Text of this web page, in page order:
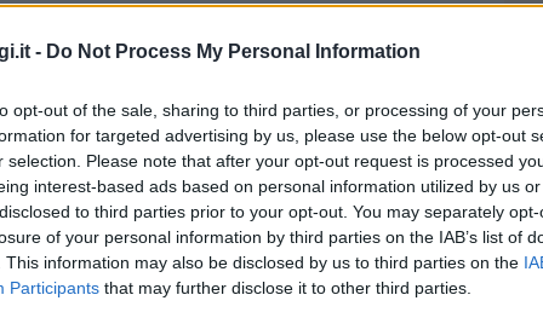
- Do Not Process My Personal Information
opt-out of the sale, sharing to third parties, or processing of your
for targeted advertising by us, please use the below opt-out
selection. Please note that after your opt-out request is processed
interest-based ads based on personal information utilized by us
to third parties prior to your opt-out. You may separately
of your personal information by third parties on the IAB’s list of
This information may also be disclosed by us to third parties on the
Participants that may further disclose it to other third parties.
iniziative concrete finalizzate a valorizzare
per un’Italia più inclusiva, connessa e
ogni comunità”.
temporanee difficoltà, durante
garantirà ai cittadini diBadesila
ilritiro della corrispondenzanon
attraverso una postazione dedicata